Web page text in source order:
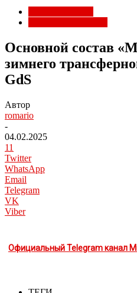
Основной состав
зимнего
GdS
Автор
romario
-
04.02.2025
11
Twitter
WhatsApp
Email
Telegram
VK
Viber
Официальный Telegram канал